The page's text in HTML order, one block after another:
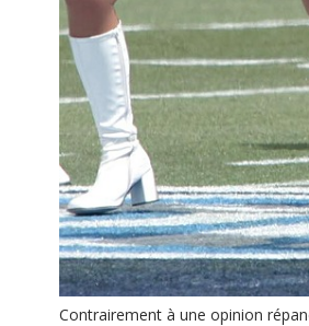
Contrairement à une opinion